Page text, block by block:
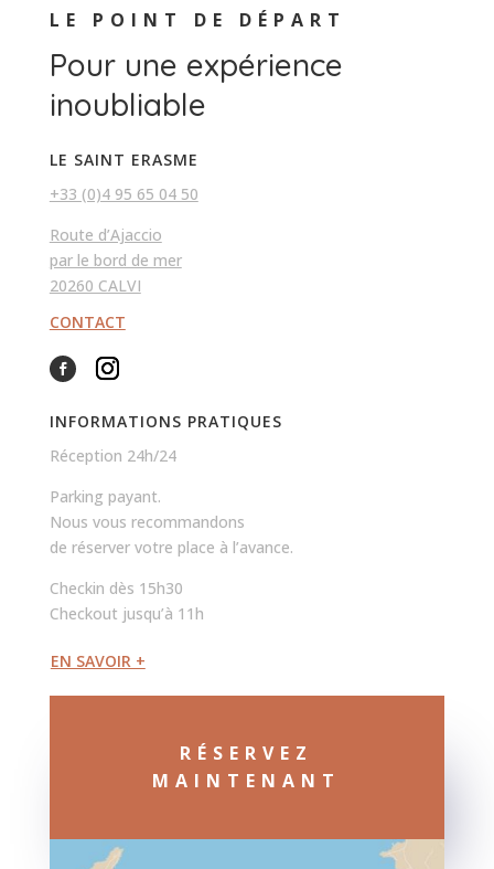
LE POINT DE DÉPART
Pour une expérience
inoubliable
LE SAINT ERASME
+33 (0)4 95 65 04 50
Route d’Ajaccio
par le bord de mer
20260 CALVI
CONTACT
INFORMATIONS PRATIQUES
Réception 24h/24
Parking payant.
Nous vous recommandons
de réserver votre place à l’avance.
Checkin dès 15h30
Checkout jusqu’à 11h
EN SAVOIR +
RÉSERVEZ
MAINTENANT